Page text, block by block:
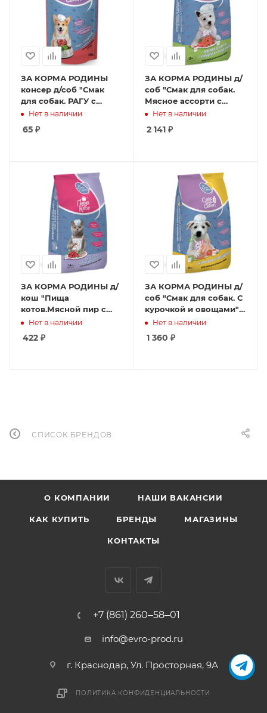
ЗА КОРМА РОДИНЫ
консер д/соб "Смак
для собак. РАГУ с
говядиной в
кг
Нет в наличии
65 ₽
ЗА КОРМА РОДИНЫ д/
соб "Смак для собак.
Мясное ассорти с
курицей и говядиной"
Нет в наличии
2 141₽
ЗА КОРМА РОДИНЫ д/
кош "Пища
котов.Мясной пир с
курицей и говядиной"
1,8 кг
Нет в наличии
422 ₽
ЗА КОРМА РОДИНЫ д/
соб "Смак для собак. С
курочкой и овощами"
12 кгНет в наличии
1 360 ₽
СПИСОК БРЕНДОВ
О КОМПАНИИ НАШИ ВАКАНСИИ
КАК КУПИТЬ БРЕНДЫ МАГАЗИНЫ
КОНТАКТЫ
+7 (861) 260‒58‒01
info@evro-prod.ru
г. Краснодар, ​Ул. Просторная, 9А
ПОЛИТИКА КОНФИДЕНЦИАЛЬНОСТИ